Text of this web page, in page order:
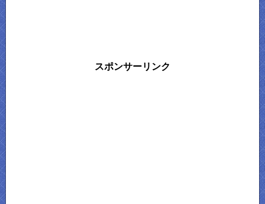
スポンサーリンク